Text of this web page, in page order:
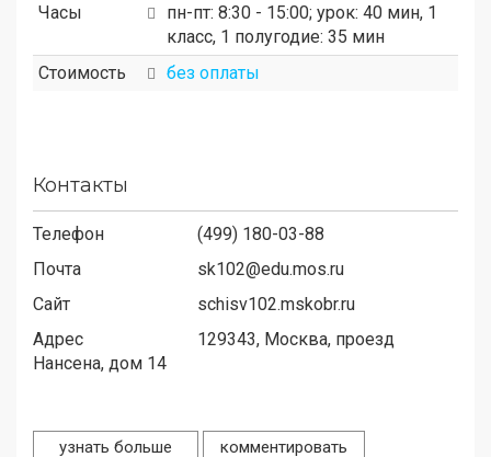
Часы
пн-пт: 8:30 - 15:00; урок: 40 мин, 1
класс, 1 полугодие: 35 мин
Стоимость
без оплаты
Контакты
Телефон
(499) 180-03-88
Почта
sk102@edu.mos.ru
Сайт
schisv102.mskobr.ru
Адрес
129343, Москва, проезд
Нансена, дом 14
узнать больше комментировать